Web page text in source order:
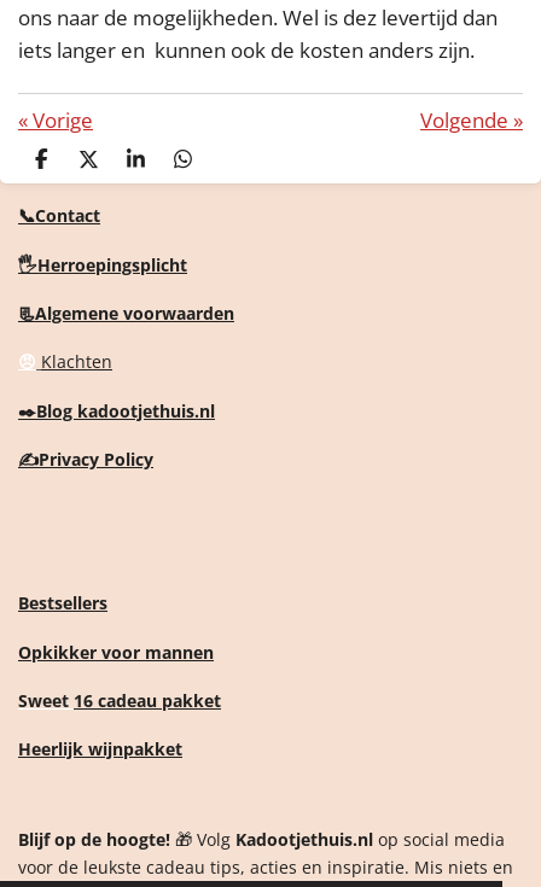
ons naar de mogelijkheden. Wel is dez levertijd dan
iets langer en kunnen ook de kosten anders zijn.
«Vorige Volgende »
D
e
l
n
D
e
e
S
h
e
D
e
n
📞Contact
🖐️Herroepingsplicht
📃Algemene voorwaarden
😠 Klachten
✒️Blog kadootjethuis.nl
✍️Privacy Policy
Bestsellers
Opkikker voor mannen
Sweet 16 cadeau pakket
Heerlijk wijnpakket
Blijf op de hoogte! 🎁 Volg Kadootjethuis.nl op social media
voor de leukste cadeau tips, acties en inspiratie. Mis niets en